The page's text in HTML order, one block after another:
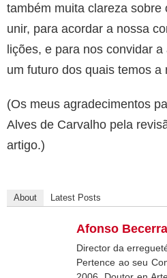
também muita clareza sobre
unir, para acordar a nossa
lições, e para nos convidar
um futuro dos quais temos a
(Os meus agradecimentos
Alves de Carvalho pela
artigo.)
About Latest Posts
Afonso Becerra
Director da
Pertence ao seu